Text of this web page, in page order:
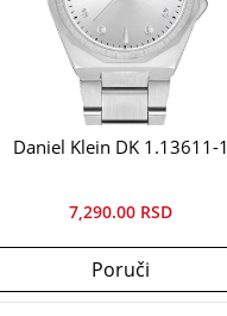
Daniel Klein DK 1.13611-1
7,290.00
Poruči